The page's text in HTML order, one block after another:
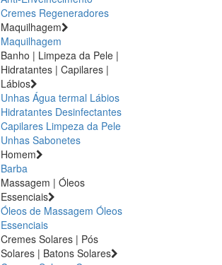
Cremes Regeneradores
Maquilhagem
Maquilhagem
Banho | Limpeza da Pele |
Hidratantes | Capilares |
Lábios
Unhas Água termal Lábios
Hidratantes Desinfectantes
Capilares Limpeza da Pele
Unhas Sabonetes
Homem
Barba
Massagem | Óleos
Essenciais
Óleos de Massagem Óleos
Essenciais
Cremes Solares | Pós
Solares | Batons Solares